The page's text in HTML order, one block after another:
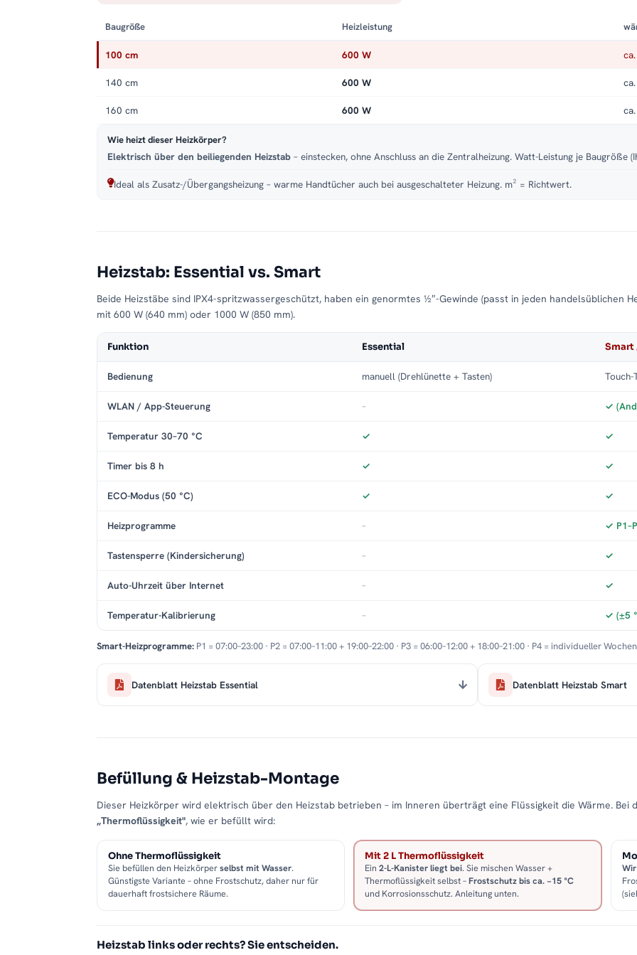
Baugröße Heizleistung
100 cm 600 W
140 cm 600 W
160 cm 600 W
Wie heizt dieser Heizkörper?
Elektrisch über den beiliegenden Heizstab – einstecken, ohne Anschluss an die Zentralheizung. Watt-Leistung je Baugröße
Ideal als Zusatz-/Übergangsheizung – warme Handtücher auch bei ausgeschalteter Heizung. m² = Richtwert.
Heizstab: Essential vs. Smart
Beide Heizstäbe sind IPX4-spritzwassergeschützt, haben ein genormtes ½″-Gewinde (passt in jeden handelsüblichen
mit 600 W (640 mm) oder 1000 W (850 mm).
Funktion Essential Smart
Bedienung manuell (Drehlünette + Tasten) Touch-
WLAN / App-Steuerung – ✓
Temperatur 30–70 °C ✓ ✓
Timer bis 8 h ✓ ✓
ECO-Modus (50 °C) ✓ ✓
Heizprogramme – ✓
Tastensperre (Kindersicherung) – ✓
Auto-Uhrzeit über Internet – ✓
Temperatur-Kalibrierung – ✓ (±5
Smart-Heizprogramme: P1 = 07:00–23:00 · P2 = 07:00–11:00 + 19:00–22:00 · P3 = 06:00–12:00 + 18:00–21:00 · P4 = individueller
Datenblatt Heizstab Essential Datenblatt Heizstab Smart
Befüllung & Heizstab-Montage
Dieser Heizkörper wird elektrisch über den Heizstab betrieben – im Inneren überträgt eine Flüssigkeit die Wärme. Bei
„Thermoflüssigkeit", wie er befüllt wird:
Ohne Thermoflüssigkeit
Sie befüllen den Heizkörperselbst mit Wasser.
Günstigste Variante – ohne Frostschutz, daher nur für
dauerhaft frostsichere Räume.
Mit 2 L Thermoflüssigkeit
Ein2-L-Kanister liegt bei. Sie mischen Wasser +
Thermoflüssigkeit selbst –Frostschutz bis ca. −15 °C
und Korrosionsschutz. Anleitung unten.
Heizstab links oder rechts? Sie entscheiden.